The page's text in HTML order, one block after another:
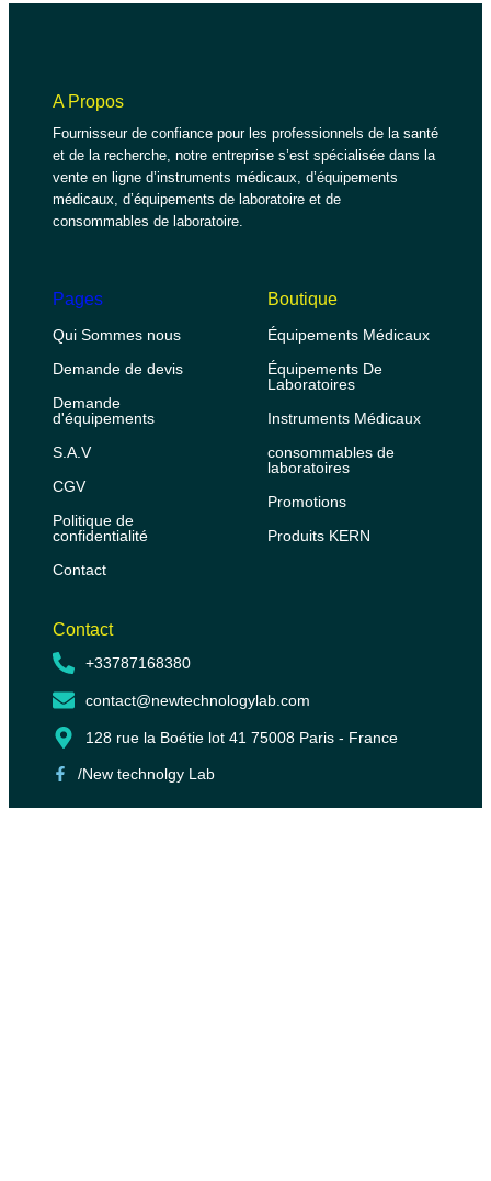
A Propos
Fournisseur de confiance pour les professionnels de la santé
et de la recherche, notre entreprise s’est spécialisée dans la
vente en ligne d’instruments médicaux, d’équipements
médicaux, d’équipements de laboratoire et de
consommables de laboratoire.
Pages
Qui Sommes nous
Demande de devis
Demande
d'équipements
S.A.V
CGV
Politique de
confidentialité
Contact
Boutique
Équipements Médicaux
Équipements De
Laboratoires
Instruments Médicaux
consommables de
laboratoires
Promotions
Produits KERN
Contact
+33787168380
contact@newtechnologylab.com
128 rue la Boétie lot 41 75008 Paris - France
/New technolgy Lab